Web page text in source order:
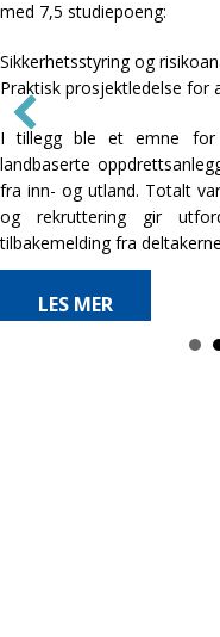
verktøy for å bygge
direkte eller indirekte
og 5 ved andre
initiativer. Interessen
ordningen økte
midlene tok slutt.
LES MER